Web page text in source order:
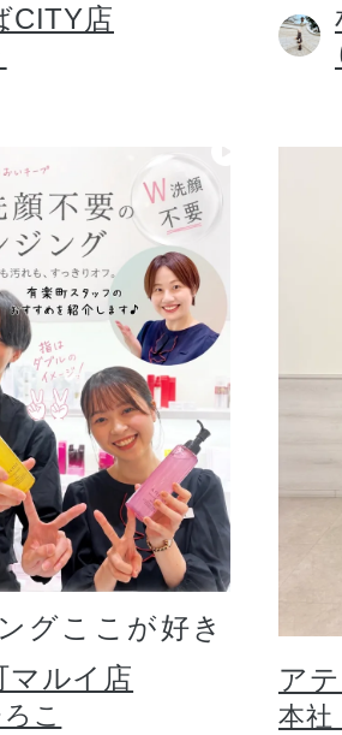
CITY店
グここが好き
マルイ店
こ
ア
本